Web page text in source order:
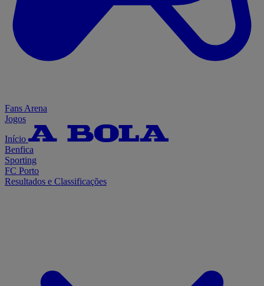
Fans Arena
Jogos
Início
Benfica
Sporting
FC Porto
Resultados e Classificações